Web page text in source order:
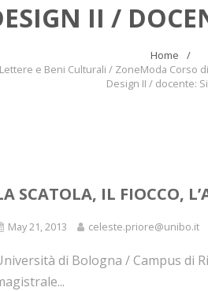
II /
Home
e Beni Culturali / ZoneModa
Design II / docente:
SCATOLA, IL FIOCCO,
May 21, 2013 celeste.priore@unibo.it
di Bologna / Campus di